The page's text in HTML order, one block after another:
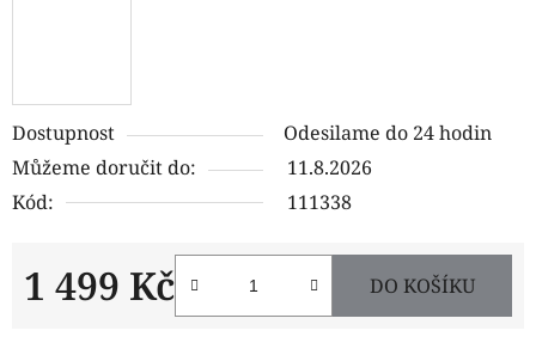
Dostupnost
Odesilame do 24 hodin
Můžeme doručit do:
11.8.2026
Kód:
111338
1 499 Kč DO KOŠÍKU